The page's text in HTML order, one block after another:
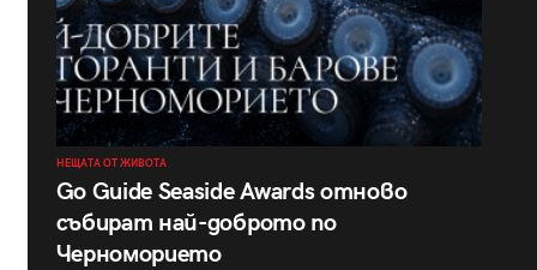
НЕЩАТА ОТ ЖИВОТА
Go Guide Seaside Awards отново
събират най-доброто по
Черноморието